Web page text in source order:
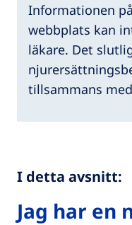
Informationen
webbplats kan
läkare. Det
tillsammans
I detta avsnitt:
Jag har en